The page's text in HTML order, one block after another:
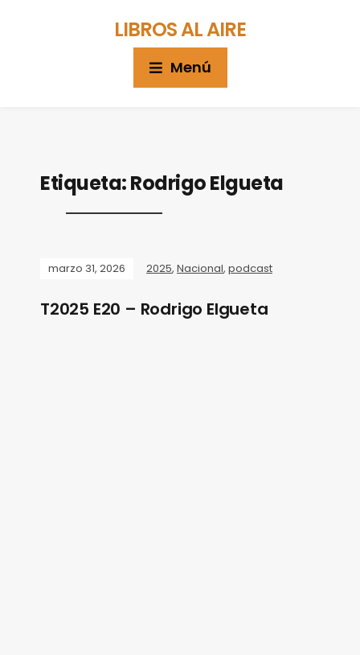
LIBROS AL AIRE
Menú
Etiqueta:Rodrigo Elgueta
marzo 31, 2026 2025, Nacional, podcast
T2025 E20 – Rodrigo Elgueta